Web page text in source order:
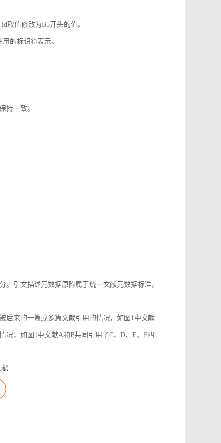
取值修改为B5开头的值。
的标识符表示。
持一致。
引文描述元数据原附属于统一文献元数据标准，
后来的一篇或多篇文献引用的情况，如图1中文献
况，如图1中文献A和B共同引用了C、D、E、F四